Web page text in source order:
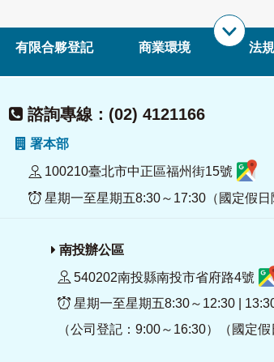
有限合夥登記 商業環境 法
諮詢專線：(02) 4121166
署本部
100210臺北市中正區福州街15號
星期一至星期五8:30～17:30（國定假日
南投辦公區
540202南投縣南投市省府路4號
星期一至星期五8:30～12:30 |
（公司登記：9:00～16:30）（國定假